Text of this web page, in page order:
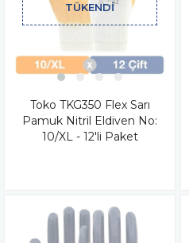
TÜKENDI
Toko TKG350 Flex Sarı
Pamuk Nitril Eldiven No:
10/XL - 12'li Paket